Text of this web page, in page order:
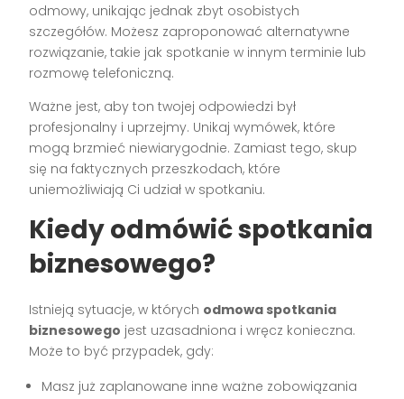
odmowy, unikając jednak zbyt osobistych
szczegółów. Możesz zaproponować alternatywne
rozwiązanie, takie jak spotkanie w innym terminie lub
rozmowę telefoniczną.
Ważne jest, aby ton twojej odpowiedzi był
profesjonalny i uprzejmy. Unikaj wymówek, które
mogą brzmieć niewiarygodnie. Zamiast tego, skup
się na faktycznych przeszkodach, które
uniemożliwiają Ci udział w spotkaniu.
Kiedy odmówić spotkania
biznesowego?
Istnieją sytuacje, w których odmowa spotkania
biznesowego jest uzasadniona i wręcz konieczna.
Może to być przypadek, gdy:
Masz już zaplanowane inne ważne zobowiązania